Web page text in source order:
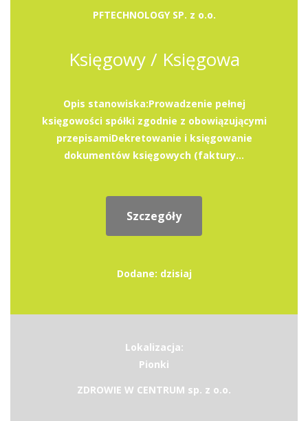
PFTECHNOLOGY SP. z o.o.
Księgowy / Księgowa
Opis stanowiska:Prowadzenie pełnej
księgowości spółki zgodnie z obowiązującymi
przepisamiDekretowanie i księgowanie
dokumentów księgowych (faktury...
Szczegóły
Dodane: dzisiaj
Lokalizacja:
Pionki
ZDROWIE W CENTRUM sp. z o.o.